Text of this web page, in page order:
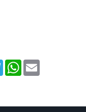
TelegramWhatsApp